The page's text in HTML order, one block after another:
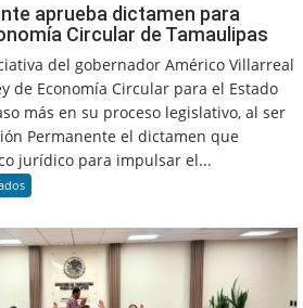
aprueba dictamen para
Circular de Tamaulipas
del gobernador Américo Villarreal
de Economía Circular para el Estado
más en su proceso legislativo, al ser
Permanente el dictamen que
jurídico para impulsar el...